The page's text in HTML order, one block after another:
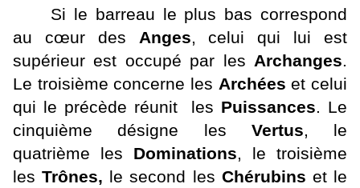
Si le barreau le plus bas correspond
au cœur des Anges, celui qui lui est
supérieur est occupé par les Archanges.
Le troisième concerne les Archées et celui
qui le précède réunit
les Puissances. Le
cinquième désigne les Vertus, le
quatrième les Dominations, le troisième
lesTrônes, le second les Chérubins et le